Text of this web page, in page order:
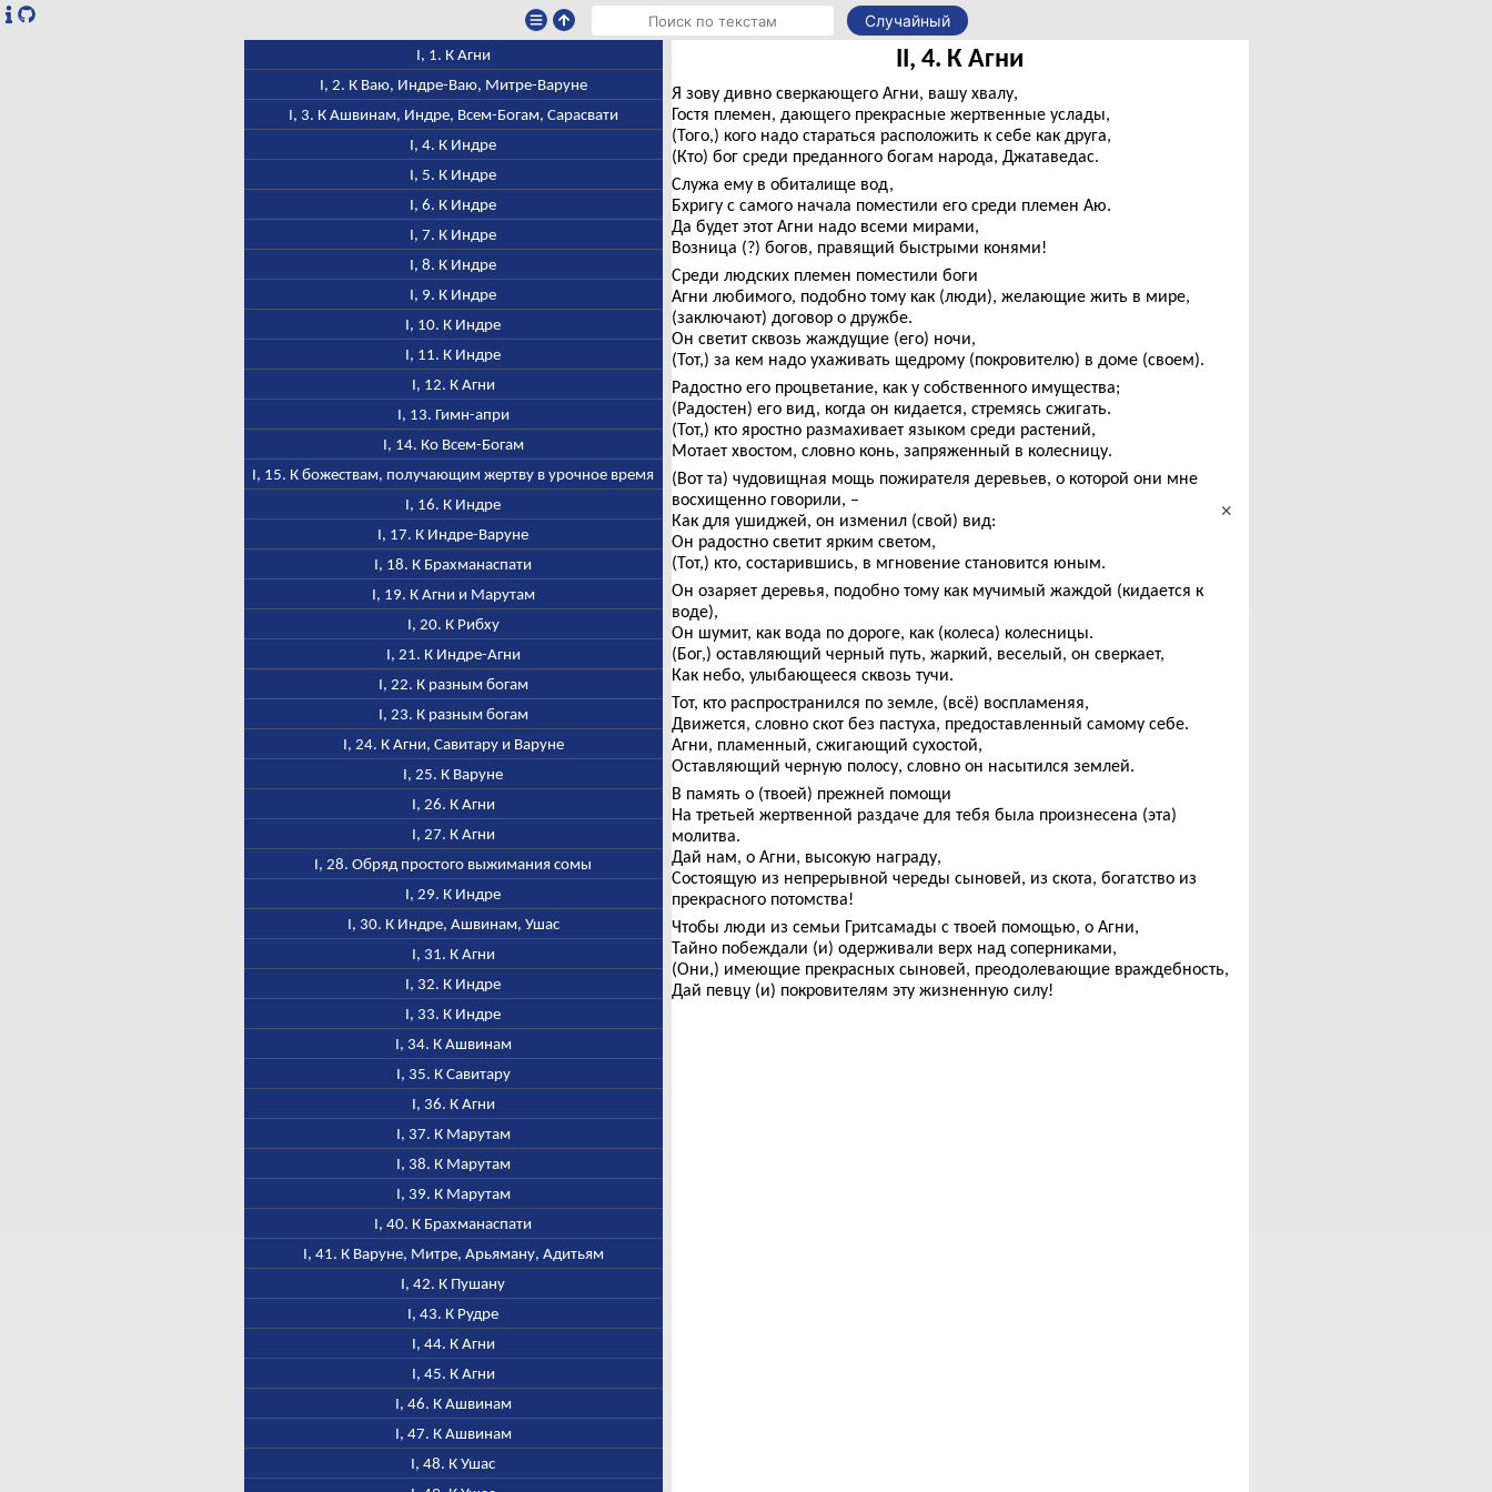
Случайный
I, 1. К Агни
I, 2. К Ваю, Индре-Ваю, Митре-Варуне
I, 3. К Ашвинам, Индре, Всем-Богам, Сарасвати
I, 4. К Индре
I, 5. К Индре
I, 6. К Индре
I, 7. К Индре
I, 8. К Индре
I, 9. К Индре
I, 10. К Индре
I, 11. К Индре
I, 12. К Агни
I, 13. Гимн-апри
I, 14. Ко Всем-Богам
I, 15. К божествам, получающим жертву в урочное время
I, 16. К Индре
I, 17. К Индре-Варуне
I, 18. К Брахманаспати
I, 19. К Агни и Марутам
I, 20. К Рибху
I, 21. К Индре-Агни
I, 22. К разным богам
I, 23. К разным богам
I, 24. К Агни, Савитару и Варуне
I, 25. К Варуне
I, 26. К Агни
I, 27. К Агни
I, 28. Обряд простого выжимания сомы
I, 29. К Индре
I, 30. К Индре, Ашвинам, Ушас
I, 31. К Агни
I, 32. К Индре
I, 33. К Индре
I, 34. К Ашвинам
I, 35. К Савитару
I, 36. К Агни
I, 37. К Марутам
I, 38. К Марутам
I, 39. К Марутам
I, 40. К Брахманаспати
I, 41. К Варуне, Митре, Арьяману, Адитьям
I, 42. К Пушану
I, 43. К Рудре
I, 44. К Агни
I, 45. К Агни
I, 46. К Ашвинам
I, 47. К Ашвинам
I, 48. К Ушас
×
II, 4. К Агни
Я зову дивно сверкающего Агни, вашу хвалу,
Гостя племен, дающего прекрасные жертвенные услады,
(Того,) кого надо стараться расположить к себе как друга,
(Кто) бог среди преданного богам народа, Джатаведас.
Служа ему в обиталище вод,
Бхригу с самого начала поместили его среди племен Аю.
Да будет этот Агни надо всеми мирами,
Возница (?) богов, правящий быстрыми конями!
Среди людских племен поместили боги
Агни любимого, подобно тому как (люди), желающие жить в мире,
(заключают) договор о дружбе.
Он светит сквозь жаждущие (его) ночи,
(Тот,) за кем надо ухаживать щедрому (покровителю) в доме (своем).
Радостно его процветание, как у собственного имущества;
(Радостен) его вид, когда он кидается, стремясь сжигать.
(Тот,) кто яростно размахивает языком среди растений,
Мотает хвостом, словно конь, запряженный в колесницу.
(Вот та) чудовищная мощь пожирателя деревьев, о которой они мне
восхищенно говорили, –
Как для ушиджей, он изменил (свой) вид:
Он радостно светит ярким светом,
(Тот,) кто, состарившись, в мгновение становится юным.
Он озаряет деревья, подобно тому как мучимый жаждой (кидается к
воде),
Он шумит, как вода по дороге, как (колеса) колесницы.
(Бог,) оставляющий черный путь, жаркий, веселый, он сверкает,
Как небо, улыбающееся сквозь тучи.
Тот, кто распространился по земле, (всё) воспламеняя,
Движется, словно скот без пастуха, предоставленный самому себе.
Агни, пламенный, сжигающий сухостой,
Оставляющий черную полосу, словно он насытился землей.
В память о (твоей) прежней помощи
На третьей жертвенной раздаче для тебя была произнесена (эта)
молитва.
Дай нам, о Агни, высокую награду,
Состоящую из непрерывной череды сыновей, из скота, богатство из
прекрасного потомства!
Чтобы люди из семьи Гритсамады с твоей помощью, о Агни,
Тайно побеждали (и) одерживали верх над соперниками,
(Они,) имеющие прекрасных сыновей, преодолевающие враждебность,
Дай певцу (и) покровителям эту жизненную силу!